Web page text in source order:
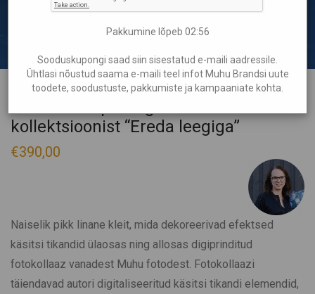
kollektsioonist “Ereda leegiga”
€390,00
Naiselik pikk linane kleit, mida dekoreerivad efektsed
käsitsi tikandid ülaosas ning allosas digiprinditud
fotokollaaz vanadest Muhu fotodest. Fotokollaazi
täiendavad autori digitaliseeritud käsitsi tikandi elemendid,
Pakkumine lõpeb 02:55
Sooduskupongi saad siin sisestatud e-maili aadressile.
Ühtlasi nõustud saama e-maili teel infot Muhu Brandsi uute
toodete, soodustuste, pakkumiste ja kampaaniate kohta.